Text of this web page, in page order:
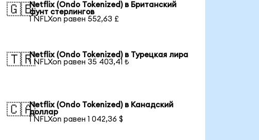
🇬🇧Netflix (Ondo Tokenized) в Британский
фунт стерлингов
1 NFLXon равен 552,63 £
🇹🇷Netflix (Ondo Tokenized) в Турецкая лира
1 NFLXon равен 35 403,41 ₺
🇨🇦Netflix (Ondo Tokenized) в Канадский
доллар
1 NFLXon равен 1 042,36 $